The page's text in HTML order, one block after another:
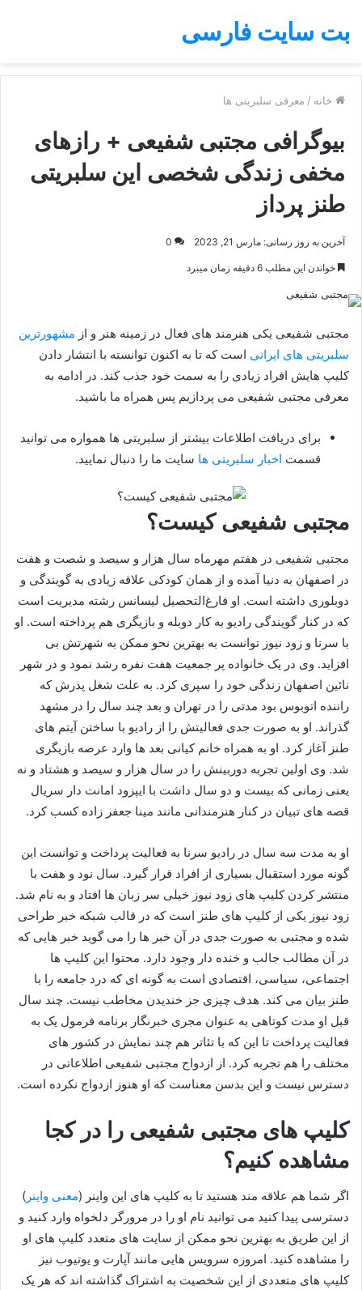
بت سایت فارسی
خانه / معرفی سلبریتی ها
بیوگرافی مجتبی شفیعی + رازهای
مخفی زندگی شخصی این سلبریتی
طنز پرداز
آخرین به روز رسانی: مارس 21, 2023 0
خواندن این مطلب 6 دقیقه زمان میبرد
مجتبی شفیعی یکی هنرمند های فعال در زمینه هنر و از مشهورترین
سلبریتی های ایرانی است که تا به اکنون توانسته با انتشار دادن
کلیپ هایش افراد زیادی را به سمت خود جذب کند. در ادامه به
معرفی مجتبی شفیعی می پردازیم پس همراه ما باشید.
برای دریافت اطلاعات بیشتر از سلبریتی ها همواره می توانید
قسمت اخبار سلبریتی ها سایت ما را دنبال نمایید.
مجتبی شفیعی کیست؟
مجتبی شفیعی در هفتم مهرماه سال هزار و سیصد و شصت و هفت
در اصفهان به دنیا آمده و از همان کودکی علاقه زیادی به گویندگی و
دوبلوری داشته است. او فارغ‌التحصیل لیسانس رشته مدیریت است
که در کنار گویندگی رادیو به کار دوبله و بازیگری هم پرداخته است. او
با سرنا و زود نیوز توانست به بهترین نحو ممکن به شهرتش بی
افزاید. وی در یک خانواده پر جمعیت هفت نفره رشد نمود و در شهر
نائین اصفهان زندگی خود را سپری کرد‌. به علت شغل پدرش که
راننده اتوبوس بود مدتی را در تهران و بعد چند سال را در مشهد
گذراند. او به صورت جدی فعالیتش را از رادیو با ساختن آیتم های
طنز آغاز کرد. او به همراه خانم کیانی بعد ها وارد عرصه بازیگری
شد. وی اولین تجربه دوربینش را در سال هزار و سیصد و هشتاد و نه
یعنی زمانی که بیست و دو سال داشت با ایپزود امانت دار سریال
قصه های تبیان در کنار هنرمندانی مانند مینا جعفر زاده کسب کرد.
او به مدت سه سال در رادیو سرنا به فعالیت پرداخت و توانست این
گونه مورد استقبال بسیاری از افراد قرار گیرد. سال نود و هفت با
منتشر کردن کلیپ های زود نیوز خیلی سر زبان ها افتاد و به نام شد.
زود نیوز یکی از کلیپ های طنز است که در قالب شبکه خبر طراحی
شده و مجتبی به صورت جدی در آن خبر ها را می گوید خبر هایی که
در آن مطالب جالب و خنده دار وجود دارد. محتوا این کلیپ ها
اجتماعی، سیاسی، اقتصادی است به گونه ای که درد جامعه را با
طنز بیان می کند. هدف چیزی جز خندیدن مخاطب نیست. چند سال
قبل او مدت کوتاهی به عنوان مجری خبرنگار برنامه فرمول یک به
فعالیت پرداخت تا این که با تئاتر هم چند نمایش در کشور های
مختلف را هم تجربه کرد. از ازدواج مجتبی شفیعی اطلاعاتی در
دسترس نیست و این بدسن معناست که او هنوز ازدواج نکرده است.
کلیپ های مجتبی شفیعی را در کجا
مشاهده کنیم؟
اگر شما هم علاقه مند هستید تا به کلیپ های این واینر (معنی واینر )
دسترسی پیدا کنید می توانید نام او را در مرورگر دلخواه وارد کنید و
از این طریق به بهترین نحو ممکن از سایت های متعدد کلیپ های او
را مشاهده کنید. امروزه سرویس هایی مانند آپارت و یوتیوب نیز
کلیپ های متعددی از این شخصیت به اشتراک گذاشته اند که هر یک